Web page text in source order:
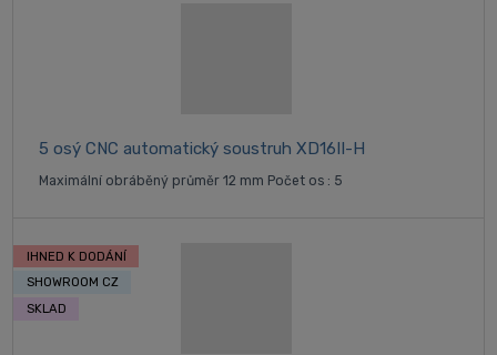
5 osý CNC automatický soustruh XD16II-H
Maximální obráběný průměr 12 mm Počet os : 5
IHNED K DODÁNÍ
SHOWROOM CZ
SKLAD